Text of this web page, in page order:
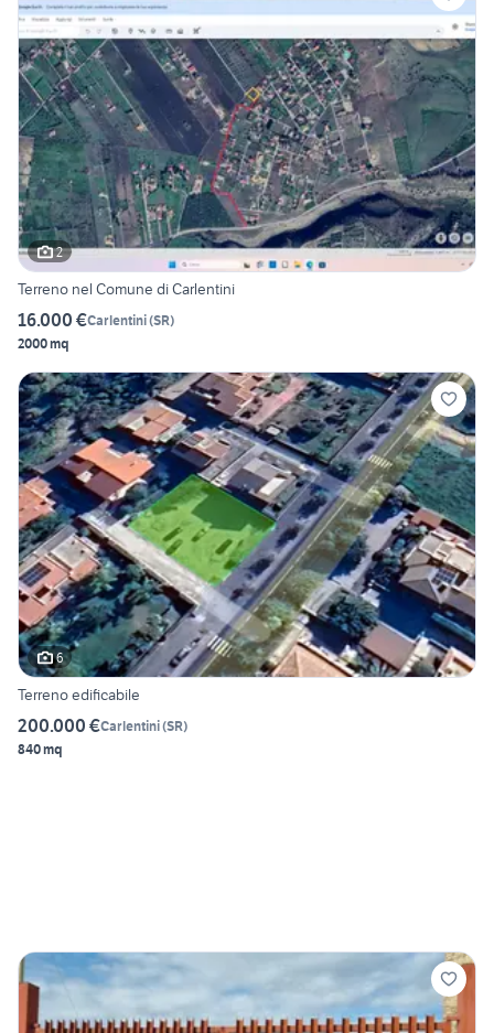
2
Terreno nel Comune di Carlentini
16.000 €Carlentini(SR)
2000 mq
6
Terreno edificabile
200.000 €Carlentini(SR)
840 mq